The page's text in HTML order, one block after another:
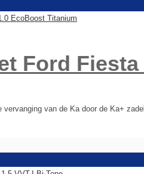
Ford
vervanging van de Ka door de Ka+